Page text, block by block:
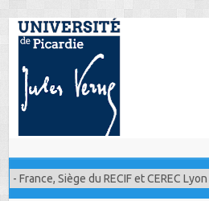
Skip
content